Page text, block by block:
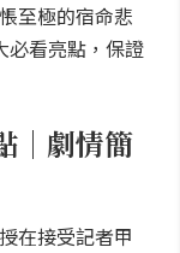
至極的宿命悲
必看亮點，保證
｜劇情簡
在接受記者甲